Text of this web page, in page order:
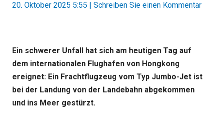
20. Oktober 2025 5:55 Schreiben Sie einen Kommentar
Ein schwerer Unfall hat sich am heutigen Tag auf
dem internationalen Flughafen von Hongkong
ereignet: Ein Frachtflugzeug vom Typ Jumbo-Jet ist
bei der Landung von der Landebahn abgekommen
und ins Meer gestürzt.